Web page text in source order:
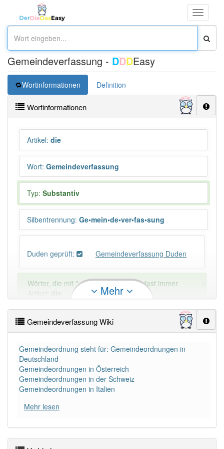
Toggle
Gemeindeverfassung - DDDEasy
Wortinformationen Definition
Wortinformationen
Artikel: die
Wort: Gemeindeverfassung
Typ: Substantiv
Silbentrennung: Ge•mein•de•ver•fas•sung
Duden geprüft: Gemeindeverfassung Duden
Wörter, die mit "-ung" enden, haben fast immer
Artikel:
die
Ausnahmen
Beispiele
DIE:11 043
DAS:2Ausnahmen Beispiele
PowerIndex:2
Mehr
Gemeindeverfassung Wiki
Gemeindeordnung steht für: Gemeindeordnungen in
Deutschland
Gemeindeordnungen in Österreich
Gemeindeordnungen in der Schweiz
Gemeindeordnungen in Italien
Mehr lesen